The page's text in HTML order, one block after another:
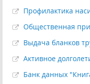
Профилактика
Общественная
Выдача бланков
Активное
Банк данных